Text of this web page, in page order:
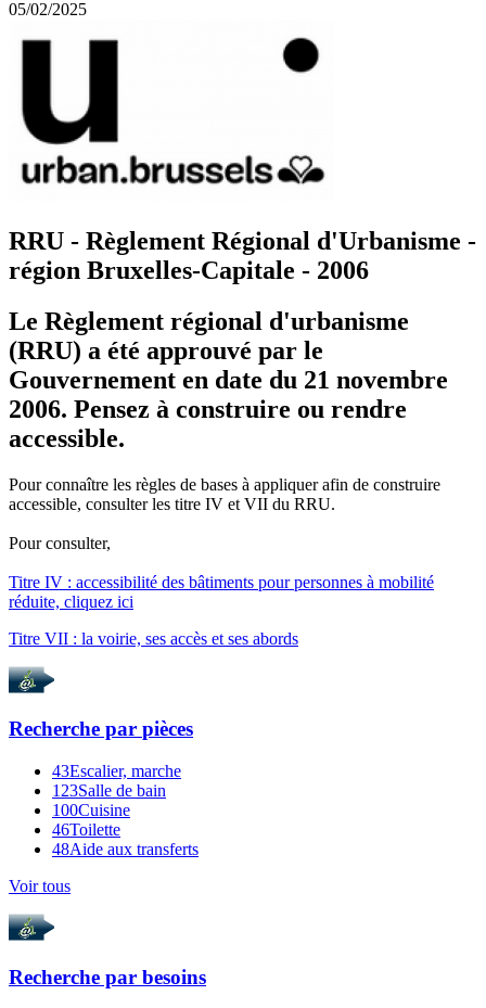
05/02/2025
RRU - Règlement Régional d'Urbanisme -
région Bruxelles-Capitale - 2006
Le Règlement régional d'urbanisme
(RRU) a été approuvé par le
Gouvernement en date du 21 novembre
2006. Pensez à construire ou rendre
accessible.
Pour connaître les règles de bases à appliquer afin de construire
accessible, consulter les titre IV et VII du RRU.
Pour consulter,
Titre IV : accessibilité des bâtiments pour personnes à mobilité
réduite, cliquez ici
Titre VII : la voirie, ses accès et ses abords
Recherche par pièces
43Escalier, marche
123Salle de bain
100Cuisine
46Toilette
48Aide aux transferts
Voir tous
Recherche par besoins